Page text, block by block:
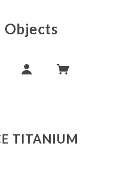
TITANIUM